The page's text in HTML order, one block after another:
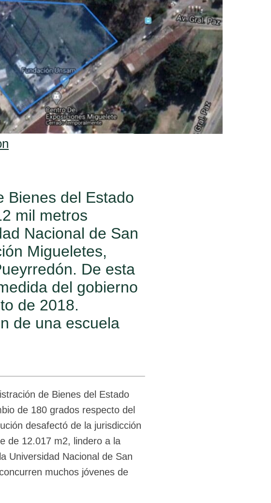
Bienes del Estado
mil metros
Nacional de San
Migueletes,
De esta
del gobierno
de 2018.
de una escuela
de Bienes del Estado
de 180 grados respecto del
desafectó de la jurisdicción
de 12.017 m2, lindero a la
Universidad Nacional de San
muchos jóvenes de